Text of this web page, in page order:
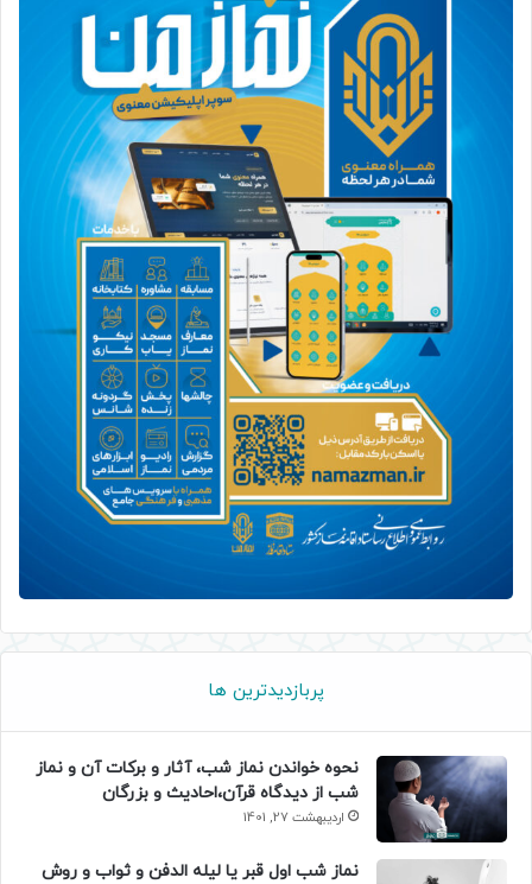
پربازدیدترین ها
نحوه خواندن نماز شب، آثار و برکات آن و نماز
شب از دیدگاه قرآن،احادیث و بزرگان
اردیبهشت 27, 1401
نماز شب اول قبر یا لیله الدفن و ثواب و روش